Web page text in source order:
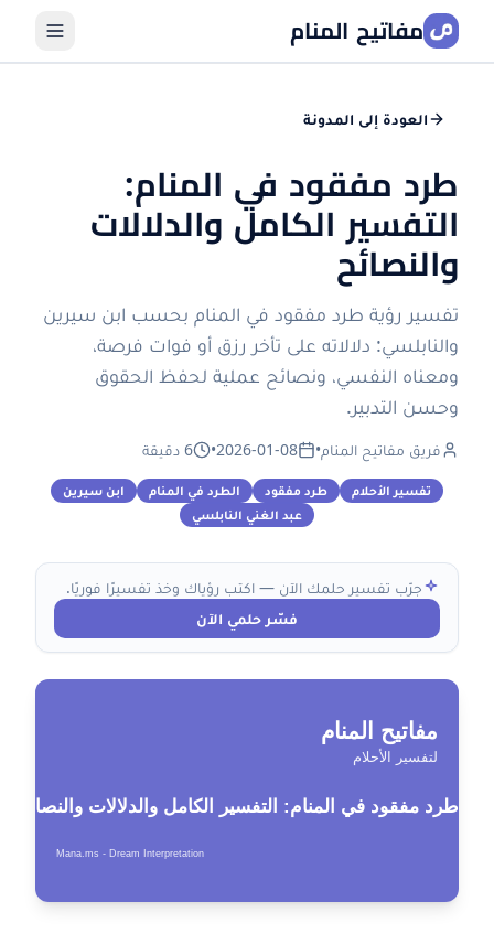
مفاتيح المنام
العودة إلى المدونة
طرد مفقود في المنام:
التفسير الكامل والدلالات
والنصائح
تفسير رؤية طرد مفقود في المنام بحسب ابن سيرين
والنابلسي: دلالاته على تأخر رزق أو فوات فرصة،
ومعناه النفسي، ونصائح عملية لحفظ الحقوق
وحسن التدبير.
فريق مفاتيح المنام•
2026-01-08
• 6 دقيقة
تفسير الأحلام طرد مفقود الطرد في المنام
ابن سيرين
عبد الغني النابلسي
جرّب تفسير حلمك الآن — اكتب رؤياك وخذ تفسيرًا فوريًا.
فسّر حلمي الآن